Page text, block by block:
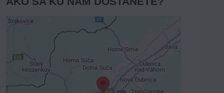
Externý obsah je blokovaný
Voľbami súkromia
Prajete si načítať externý obsah?